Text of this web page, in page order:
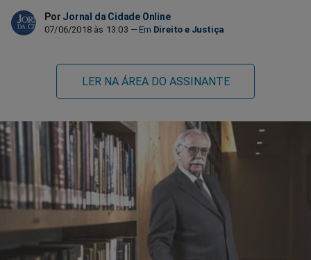
Por Jornal da Cidade Online
07/06/2018 às 13:03 Direito e Justiça
LER NA ÁREA DO ASSINANTE